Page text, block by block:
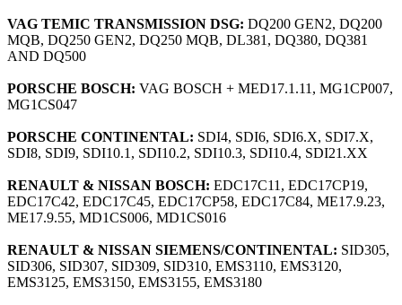
VAG TEMIC TRANSMISSION DSG: DQ200 GEN2, DQ200
MQB, DQ250 GEN2, DQ250 MQB, DL381, DQ380, DQ381
AND DQ500
PORSCHE BOSCH: VAG BOSCH + MED17.1.11, MG1CP007,
MG1CS047
PORSCHE CONTINENTAL: SDI4, SDI6, SDI6.X, SDI7.X,
SDI8, SDI9, SDI10.1, SDI10.2, SDI10.3, SDI10.4, SDI21.XX
RENAULT & NISSAN BOSCH: EDC17C11, EDC17CP19,
EDC17C42, EDC17C45, EDC17CP58, EDC17C84, ME17.9.23,
ME17.9.55, MD1CS006, MD1CS016
RENAULT & NISSAN SIEMENS/CONTINENTAL: SID305,
SID306, SID307, SID309, SID310, EMS3110, EMS3120,
EMS3125, EMS3150, EMS3155, EMS3180